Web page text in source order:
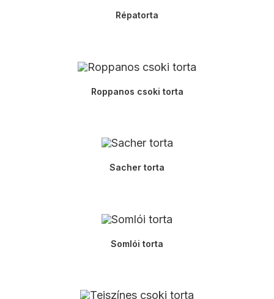
Répatorta
Roppanos csoki torta
Sacher torta
Somlói torta